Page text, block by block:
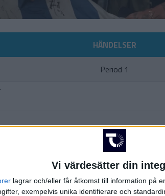
Vi värdesätter din
lagrar och/eller får åtkomst till information på
exempelvis unika identifierare och
HÄNDELSER
Period 1